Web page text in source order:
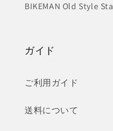
BIKEMAN Old Style
ガイド
ご利用ガイド
送料について